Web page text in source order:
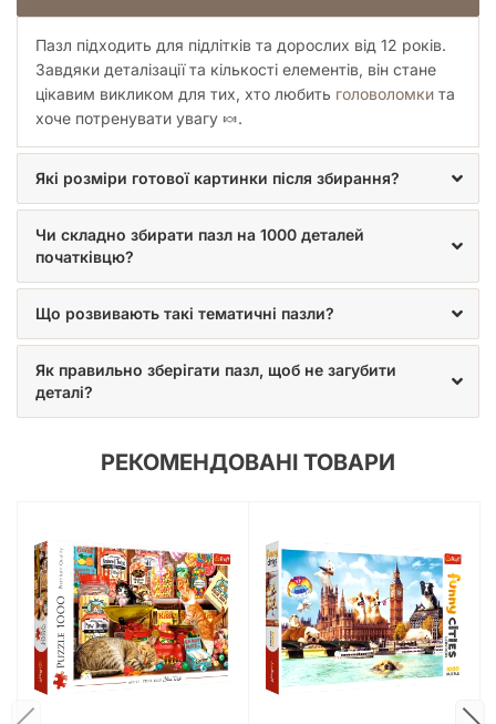
Пазл підходить для підлітків та дорослих від 12 років.
Завдяки деталізації та кількості елементів, він стане
цікавим викликом для тих, хто любить головоломки та
хоче потренувати увагу 🍬.
Які розміри готової картинки після збирання?
Чи складно збирати пазл на 1000 деталей
початківцю?
Що розвивають такі тематичні пазли?
Як правильно зберігати пазл, щоб не загубити
деталі?
РЕКОМЕНДОВАНІ ТОВАРИ